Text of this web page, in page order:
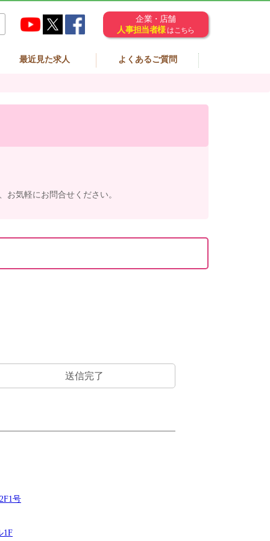
企業・店舗
人事担当者様 はこちら
最近見た求人 よくあるご質問
気軽にお問合せください。
送信完了
号
1F